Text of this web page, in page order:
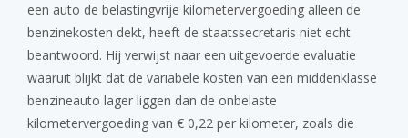
een auto de belastingvrije kilometervergoeding alleen de
benzinekosten dekt, heeft de staatssecretaris niet echt
beantwoord. Hij verwijst naar een uitgevoerde evaluatie
waaruit blijkt dat de variabele kosten van een middenklasse
benzineauto lager liggen dan de onbelaste
kilometervergoeding van € 0,22 per kilometer, zoals die